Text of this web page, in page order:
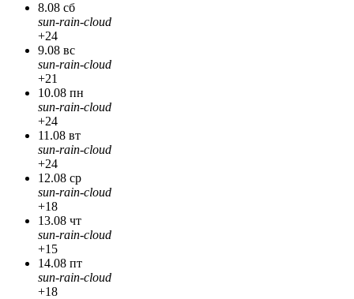
8.08 сб
sun-rain-cloud
+24
9.08 вс
sun-rain-cloud
+21
10.08 пн
sun-rain-cloud
+24
11.08 вт
sun-rain-cloud
+24
12.08 ср
sun-rain-cloud
+18
13.08 чт
sun-rain-cloud
+15
14.08 пт
sun-rain-cloud
+18